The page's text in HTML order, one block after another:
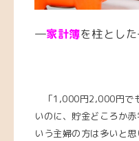
―家計簿を柱とし
「1,000円2,000円で
いのに、貯金どころか
いう主婦の方は多いと